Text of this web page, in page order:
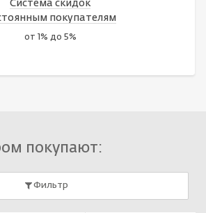
Система скидок
покупателям
от 1% до 5%
покупают:
Фильтр